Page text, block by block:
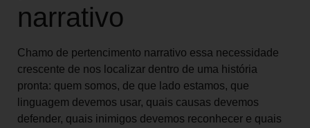
narrativo
Chamo de pertencimento narrativo essa necessidade
crescente de nos localizar dentro de uma história
pronta: quem somos, de que lado estamos, que
linguagem devemos usar, quais causas devemos
defender, quais inimigos devemos reconhecer e quais